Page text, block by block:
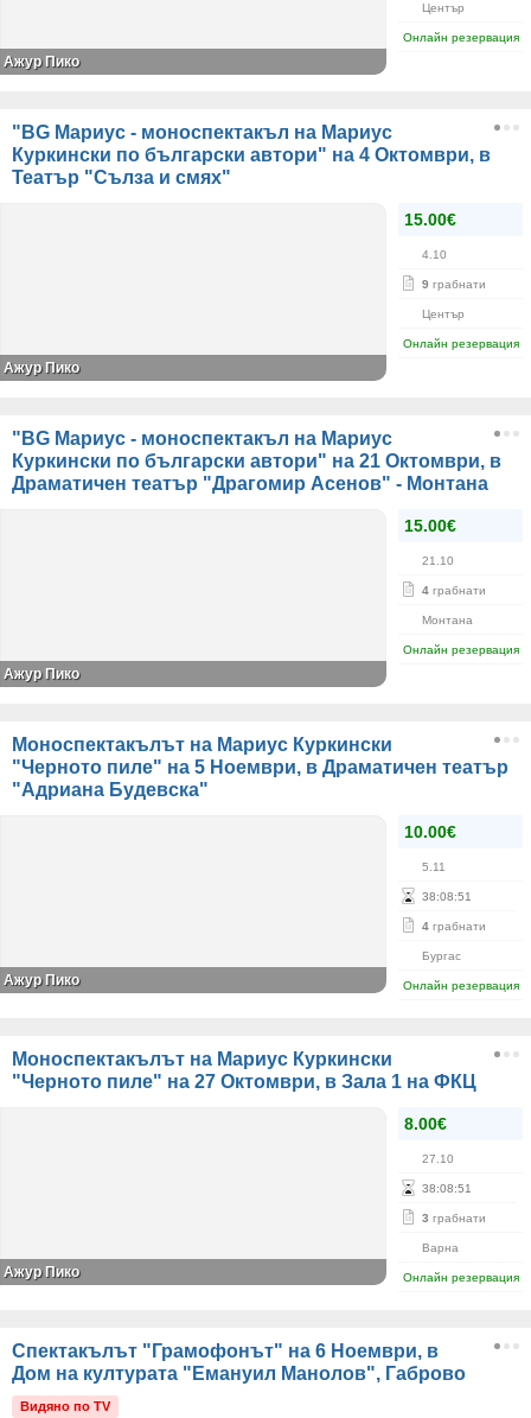
Център
Онлайн резервация
Ажур Пико
"BG Мариус - моноспектакъл на Мариус
Куркински по български автори" на 4 Октомври, в
Театър "Сълза и смях"
15.00€
4.10
9 грабнати
Център
Онлайн резервация
Ажур Пико
"BG Мариус - моноспектакъл на Мариус
Куркински по български автори" на 21 Октомври, в
Драматичен театър "Драгомир Асенов" - Монтана
15.00€
21.10
4 грабнати
Монтана
Онлайн резервация
Ажур Пико
Моноспектакълът на Мариус Куркински
"Черното пиле" на 5 Ноември, в Драматичен театър
"Адриана Будевска"
10.00€
5.11
38:08:51
4 грабнати
Бургас
Онлайн резервация
Ажур Пико
Моноспектакълът на Мариус Куркински
"Черното пиле" на 27 Октомври, в Зала 1 на ФКЦ
8.00€
27.10
38:08:51
3 грабнати
Варна
Онлайн резервация
Ажур Пико
Спектакълът "Грамофонът" на 6 Ноември, в
Дом на културата "Емануил Манолов", Габрово
Видяно по TV